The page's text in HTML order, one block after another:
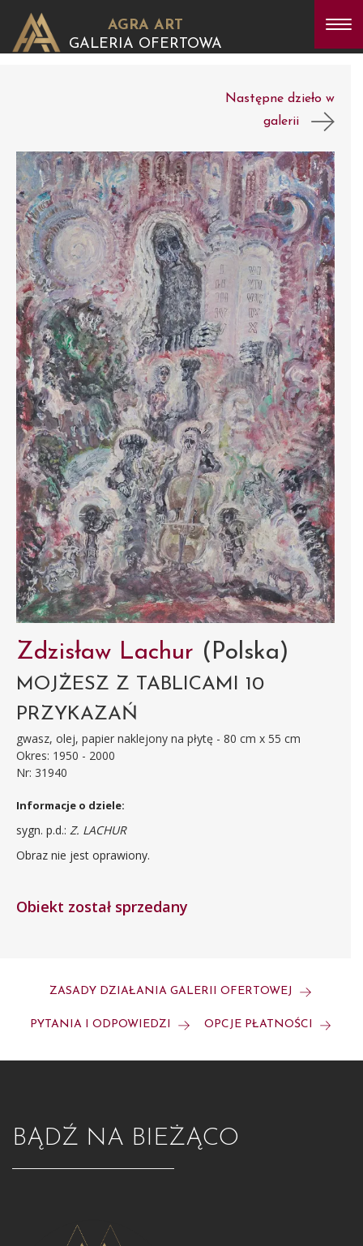
AGRA ART
GALERIA OFERTOWA
Następne dzieło w
galerii
Zdzisław Lachur (Polska)
MOJŻESZ Z TABLICAMI 10
PRZYKAZAŃ
gwasz, olej, papier naklejony na płytę - 80 cm x 55 cm
Okres: 1950 - 2000
Nr: 31940
Informacje o dziele:
sygn. p.d.: Z. LACHUR
Obraz nie jest oprawiony.
Obiekt został sprzedany
ZASADY DZIAŁANIA GALERII OFERTOWEJ
PYTANIA I ODPOWIEDZI OPCJE PŁATNOŚCI
BĄDŹ NA BIEŻĄCO